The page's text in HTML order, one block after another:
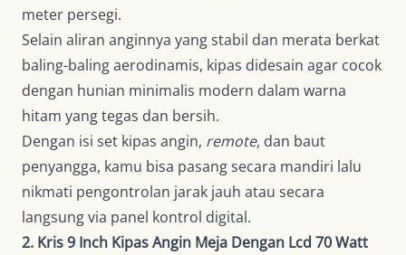
meter persegi.
Selain aliran anginnya yang stabil dan merata berkat
baling-baling aerodinamis, kipas didesain agar cocok
dengan hunian minimalis modern dalam warna
hitam yang tegas dan bersih.
Dengan isi set kipas angin, remote, dan baut
penyangga, kamu bisa pasang secara mandiri lalu
nikmati pengontrolan jarak jauh atau secara
langsung via panel kontrol digital.
2. Kris 9 Inch Kipas Angin Meja Dengan Lcd 70 Watt